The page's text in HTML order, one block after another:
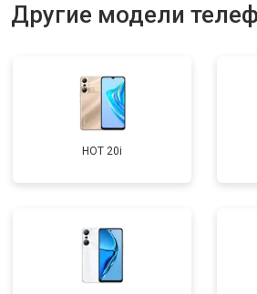
Другие модели
HOT 20i